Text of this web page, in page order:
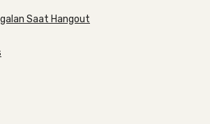
Saat Hangout